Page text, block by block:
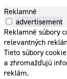
Reklamné
advertisement
Reklamné súbory
relevantných
Tieto súbory
a zhromažďujú
reklám.